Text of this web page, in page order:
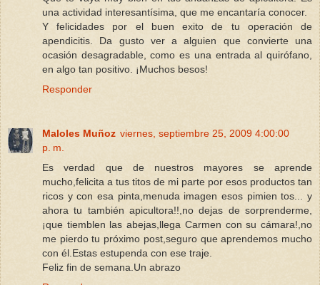
una actividad interesantísima, que me encantaría conocer.
Y felicidades por el buen exito de tu operación de
apendicitis. Da gusto ver a alguien que convierte una
ocasión desagradable, como es una entrada al quirófano,
en algo tan positivo. ¡Muchos besos!
Responder
Maloles Muñoz viernes, septiembre 25, 2009 4:00:00
p. m.
Es verdad que de nuestros mayores se aprende
mucho,felicita a tus titos de mi parte por esos productos tan
ricos y con esa pinta,menuda imagen esos pimien tos... y
ahora tu también apicultora!!,no dejas de sorprenderme,
¡que tiemblen las abejas,llega Carmen con su cámara!,no
me pierdo tu próximo post,seguro que aprendemos mucho
con él.Estas estupenda con ese traje.
Feliz fin de semana.Un abrazo